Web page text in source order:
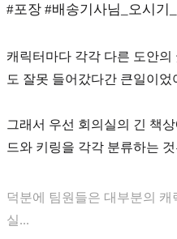
#포장 #배송기사님_오시기
캐릭터마다 각각 다른 도안
도 잘못 들어갔다간 큰일이었
그래서 우선 회의실의 긴 책
드와 키링을 각각 분류하는
덕분에 팀원들은 대부분의
실...